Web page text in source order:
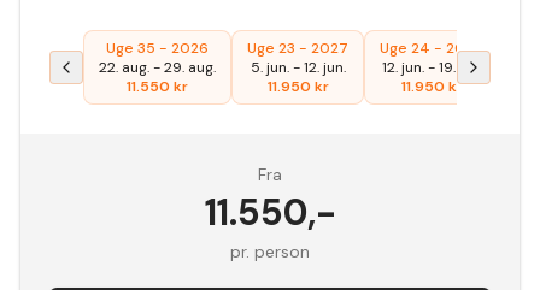
Uge 35 - 2026
22. aug.-29. aug.
11.550 kr
Uge 23 - 2027
5. jun.-12. jun.
11.950 kr
Uge 24 - 2027
12. jun.-19. jun.
11.950 kr
Fra
11.550,-
pr. person